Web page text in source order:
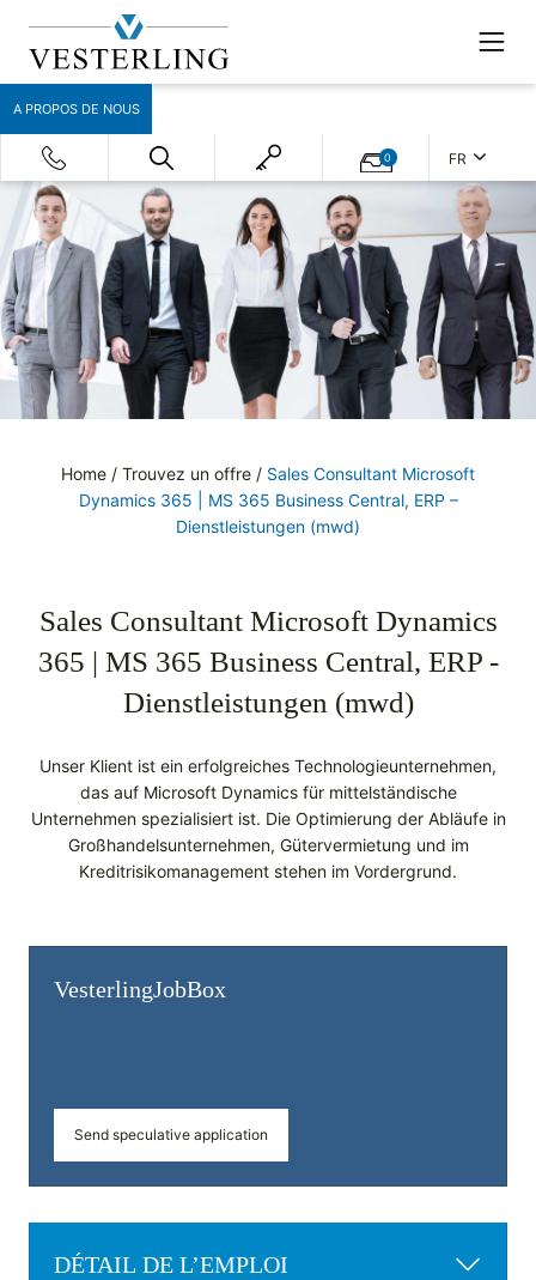
A PROPOS DE NOUS
0 FR
Home / Trouvez un offre / Sales Consultant Microsoft
Dynamics 365 | MS 365 Business Central, ERP –
Dienstleistungen (mwd)
Sales Consultant Microsoft Dynamics
365 | MS 365 Business Central, ERP -
Dienstleistungen (mwd)
Unser Klient ist ein erfolgreiches Technologieunternehmen,
das auf Microsoft Dynamics für mittelständische
Unternehmen spezialisiert ist. Die Optimierung der Abläufe in
Großhandelsunternehmen, Gütervermietung und im
Kreditrisikomanagement stehen im Vordergrund.
Vesterling­JobBox
Send speculative application
DÉTAIL DE L’EMPLOI